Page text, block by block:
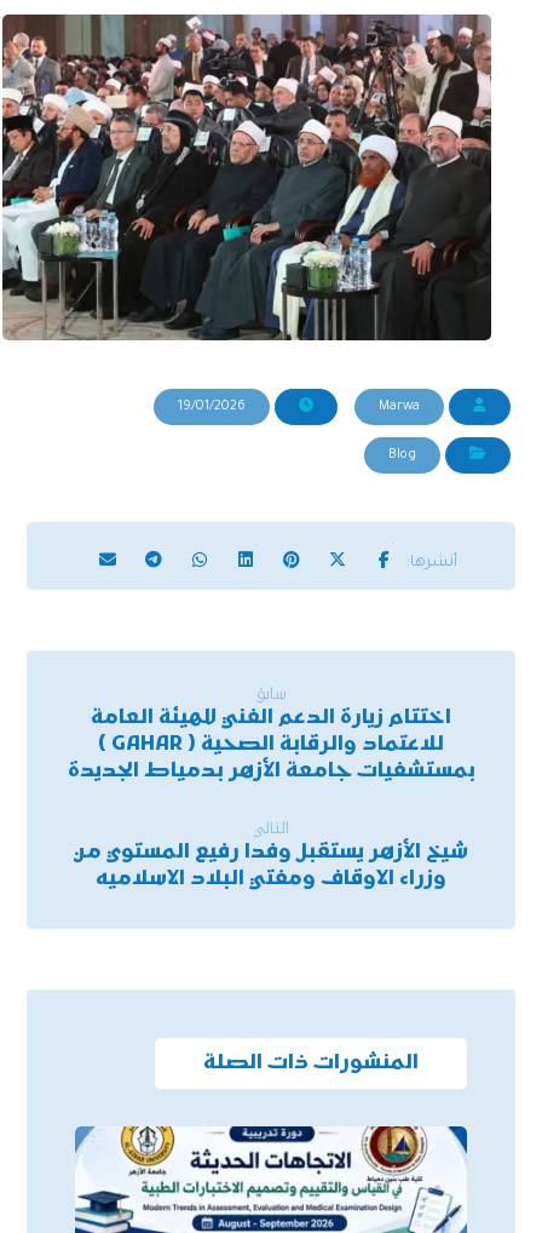
Marwa
19/01/2026
Blog
سابق
اختتام زيارة الدعم الفني للهيئة العامة
للاعتماد والرقابة الصحية ( GAHAR )
بمستشفيات جامعة الأزهر بدمياط الجديدة
التالي
شيخ الأزهر يستقبل وفدا رفيع المستوي من
وزراء الاوقاف ومفتي البلاد الاسلاميه
المنشورات ذات الصلة